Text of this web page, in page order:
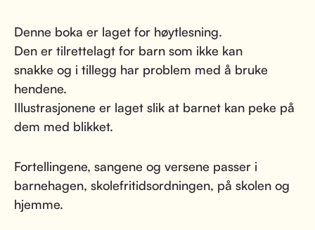
Denne boka er laget for høytlesning.
Den er tilrettelagt for barn som ikke kan
snakke og i tillegg har problem med å bruke
hendene.
Illustrasjonene er laget slik at barnet kan peke på
dem med blikket.
Fortellingene, sangene og versene passer i
barnehagen, skolefritidsordningen, på skolen og
hjemme.